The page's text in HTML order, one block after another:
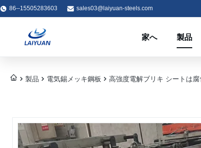
86--15505283603 sales03@laiyuan-steels.com
家へ 製品
製品 電気錫メッキ鋼板 高強度電解ブリキ シートは